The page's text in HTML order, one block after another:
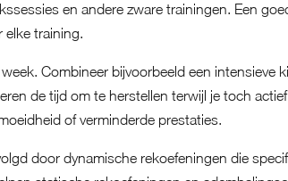
en andere zware trainingen. Een
elke training.
Combineer bijvoorbeeld een intensieve
de tijd om te herstellen terwijl je toch
of verminderde prestaties.
door dynamische rekoefeningen die